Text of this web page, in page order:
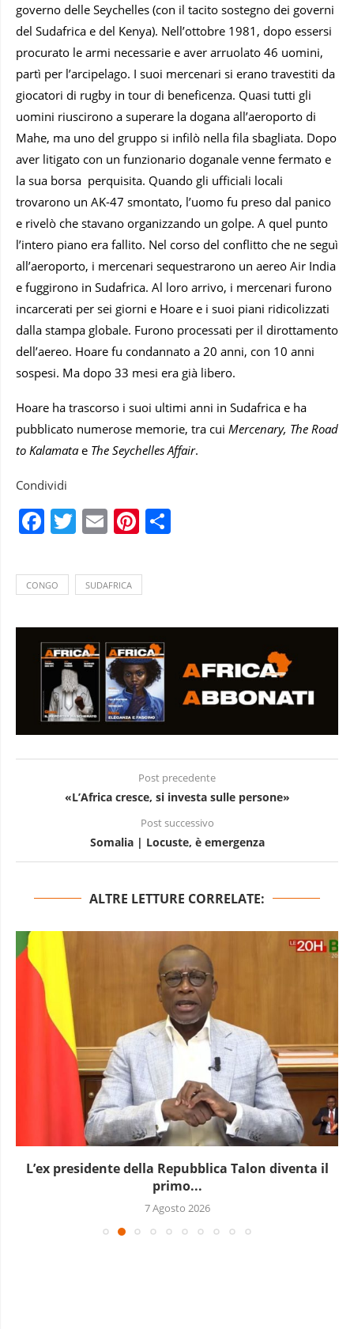
governo delle Seychelles (con il tacito sostegno dei governi
del Sudafrica e del Kenya). Nell’ottobre 1981, dopo essersi
procurato le armi necessarie e aver arruolato 46 uomini,
partì per l’arcipelago. I suoi mercenari si erano travestiti da
giocatori di rugby in tour di beneficenza. Quasi tutti gli
uomini riuscirono a superare la dogana all’aeroporto di
Mahe, ma uno del gruppo si infilò nella fila sbagliata. Dopo
aver litigato con un funzionario doganale venne fermato e
la sua borsa perquisita. Quando gli ufficiali locali
trovarono un AK-47 smontato, l’uomo fu preso dal panico
e rivelò che stavano organizzando un golpe. A quel punto
l’intero piano era fallito. Nel corso del conflitto che ne seguì
all’aeroporto, i mercenari sequestrarono un aereo Air India
e fuggirono in Sudafrica. Al loro arrivo, i mercenari furono
incarcerati per sei giorni e Hoare e i suoi piani ridicolizzati
dalla stampa globale. Furono processati per il dirottamento
dell’aereo. Hoare fu condannato a 20 anni, con 10 anni
sospesi. Ma dopo 33 mesi era già libero.
Hoare ha trascorso i suoi ultimi anni in Sudafrica e ha
pubblicato numerose memorie, tra cui Mercenary, The Road
to Kalamatae The Seychelles Affair.
Condividi
Facebook
Twitter
EmailPinterest
CONGO SUDAFRICA
Post precedente
«L’Africa cresce, si investa sulle persone»
Post successivo
Somalia | Locuste, è emergenza
ALTRE LETTURE CORRELATE:
L’ex presidente della Repubblica Talon diventa il
primo...
7 Agosto 2026